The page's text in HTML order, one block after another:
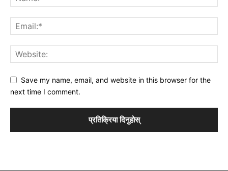
Save my name, email, and website in this browser for the
next time I comment.